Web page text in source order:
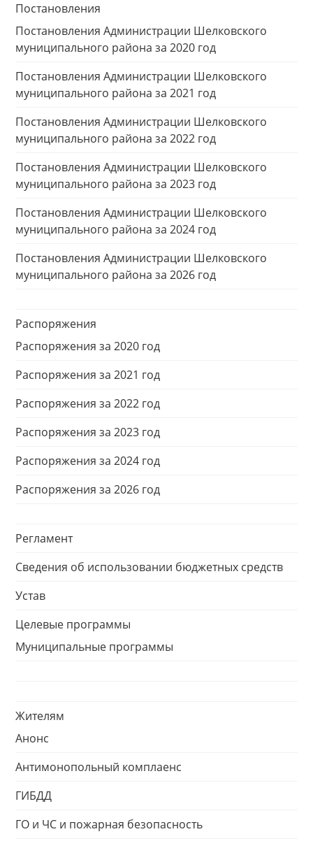
Постановления
Постановления Администрации Шелковского
муниципального района за 2020 год
Постановления Администрации Шелковского
муниципального района за 2021 год
Постановления Администрации Шелковского
муниципального района за 2022 год
Постановления Администрации Шелковского
муниципального района за 2023 год
Постановления Администрации Шелковского
муниципального района за 2024 год
Постановления Администрации Шелковского
муниципального района за 2026 год
Распоряжения
Распоряжения за 2020 год
Распоряжения за 2021 год
Распоряжения за 2022 год
Распоряжения за 2023 год
Распоряжения за 2024 год
Распоряжения за 2026 год
Регламент
Сведения об использовании бюджетных средств
Устав
Целевые программы
Муниципальные программы
Жителям
Анонс
Антимонопольный комплаенс
ГИБДД
ГО и ЧС и пожарная безопасность